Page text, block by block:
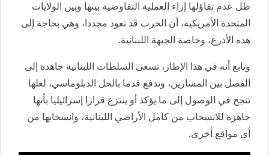
ظل عدم تفاؤلها إزاء العملية التفاوضية بينها وبين الولايات
المتحدة الأمريكية، أن الحرب قد تعود مجددا، وهي بحاجة إلى
هذه الأذرع، وخاصة الجبهة اللبنانية.
وتابع أنه في هذا الإطار، تسعى السلطات اللبنانية جاهدة إلى
الفصل بين المسارين، وتدفع قدما بالحل الدبلوماسي، لعلها
تنجح في الوصول إلى ما يؤكد أو ينتزع قرارا إسرائيليا بأنها
جاهزة للانسحاب من كامل الأراضي اللبنانية، وانسحابها من
أي مواقع أخرى.